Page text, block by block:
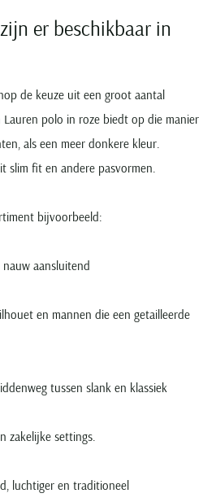
er beschikbaar in
de keuze uit een groot aantal
Lauren polo in roze biedt op die manier
als een meer donkere kleur.
slim fit en andere pasvormen.
bijvoorbeeld:
nauw aansluitend
en mannen die een getailleerde
tussen slank en klassiek
zakelijke settings.
luchtiger en traditioneel